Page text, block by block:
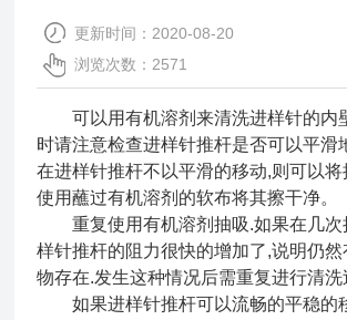
更新时间：2020-08-20
浏览次数：2571
可以用有机溶剂来清洗进样针的内
时请注意检查进样针推杆是否可以平滑
在进样针推杆不以平滑的移动,则可以
使用蘸过有机溶剂的软布将其擦干净。
重复使用有机溶剂抽吸.如果在几次
样针推杆的阻力很快的增加了,说明仍
物存在.发生这种情况后需重复进行清洗
如果进样针推杆可以流畅的平稳的